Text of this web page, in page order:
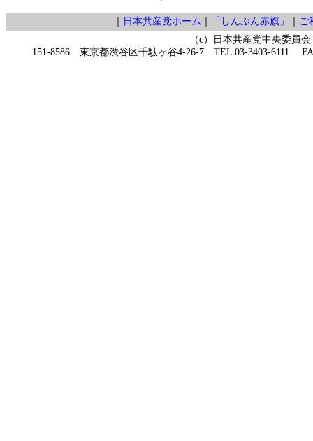
日本共産党ホーム 「しんぶん赤旗」
ご
（c）日本共産党中央委員会
151-8586 東京都渋谷区千駄ヶ谷4-26-7 TEL 03-3403-6111